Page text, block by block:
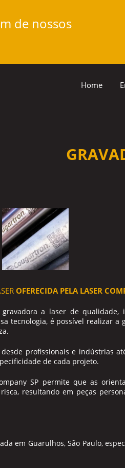
de nossos
Home
OFERECIDA PELA LASER
gravadora a laser de qualidade,
tecnologia, é possível realizar a
profissionais e indústrias
de cada projeto.
SP permite que as
resultando em peças
em Guarulhos, São Paulo,